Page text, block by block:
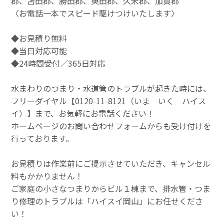
〈お電話一本でスピード駆けつけいたします〉
◆お見積り無料
◆当日対応可能
◆24時間受付／365日対応
水まわりのつまり・水道管のトラブルが起きた時には、
フリーダイヤル【0120-11-8121（いま いく ハイス
イ）】まで、お気軽にお電話ください！
ホームページのお問い合わせフォームからも受け付けを
行っております。
お見積りは作業前にご提示させていただき、キャンセル
料もかかりません！
ご家庭の小さなつまりからビル１棟まで、排水管・つま
り修理のトラブルは「ハイスイ岡山」にお任せくださ
い！